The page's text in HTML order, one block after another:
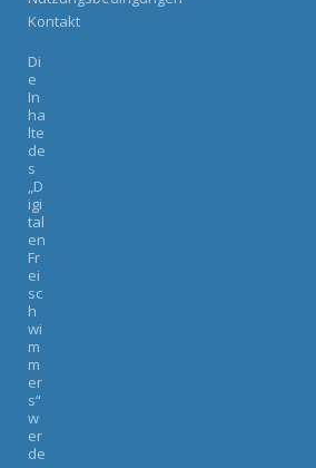
Kontakt
Di
e
In
ha
lte
de
s
„D
igi
tal
en
Fr
ei
sc
h
wi
m
m
er
s“
w
er
de